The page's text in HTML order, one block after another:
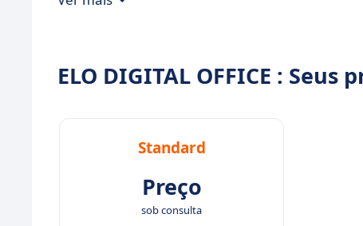
ELO DIGITAL OFFICE : Seus
Standard
Preço
sob consulta